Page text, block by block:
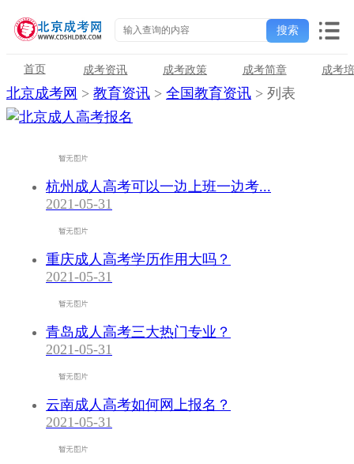
首页 成考资讯 成考政策 成考简章 成考
北京成考网 > 教育资讯 > 全国教育资讯 > 列表
杭州成人高考可以一边上班一边考...
2021-05-31
重庆成人高考学历作用大吗？
2021-05-31
青岛成人高考三大热门专业？
2021-05-31
云南成人高考如何网上报名？
2021-05-31